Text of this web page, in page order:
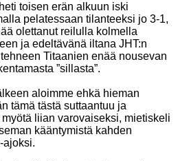
toisen erän alkuun iski
pelatessaan tilanteeksi jo 3-1,
olettanut reilulla kolmella
ja edeltävänä iltana JHT:n
Titaanien enää nousevan
”sillasta”.
aloimme ehkä hieman
tämä tästä suttaantuu ja
liian varovaiseksi, mietiskeli
kääntymistä kahden
ajoksi.